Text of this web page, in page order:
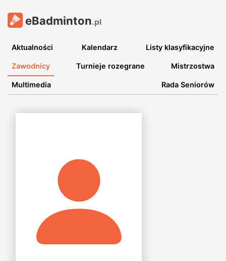
eBadminton.pl
Aktualności Kalendarz Listy klasyfikacyjne
Zawodnicy Turnieje rozegrane Mistrzostwa
Multimedia Rada Seniorów